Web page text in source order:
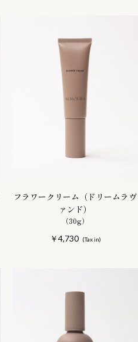
フラワークリーム（ドリームラヴ
ァンド）
（30g）
￥4,730